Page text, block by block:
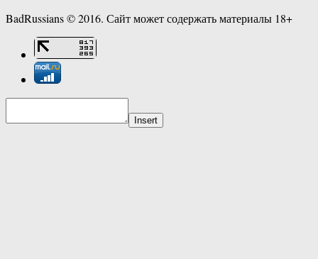
BadRussians © 2016. Сайт может содержать материалы 18+
Insert